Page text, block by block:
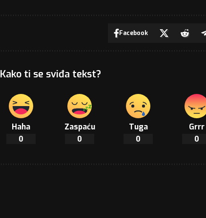
Facebook
Kako ti se sviđa tekst?
Haha
0
Zaspaću
0
Tuga
0
Grrr
0